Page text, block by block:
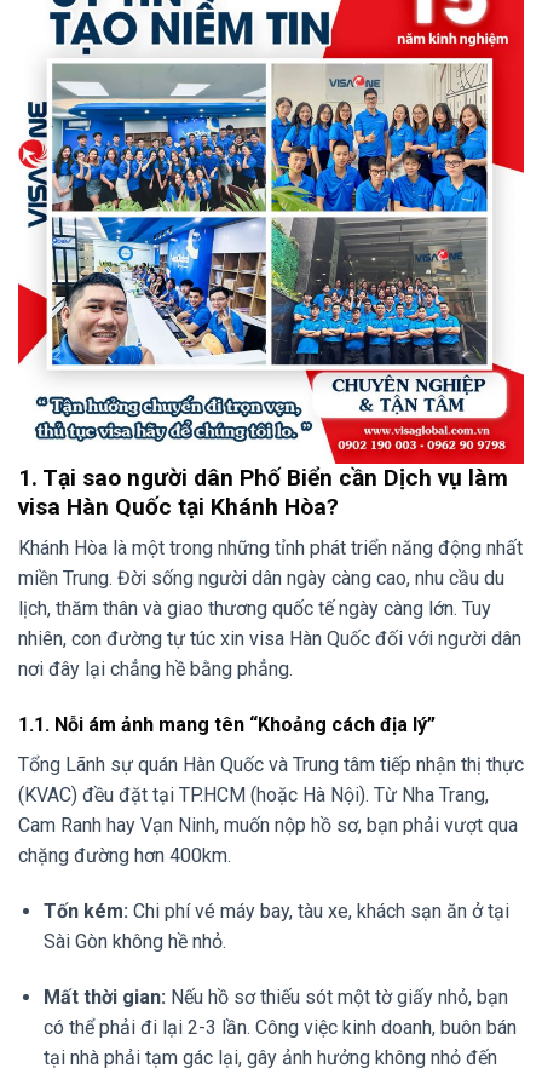
1. Tại sao người dân Phố Biển cần Dịch vụ làm
visa Hàn Quốc tại Khánh Hòa?
Khánh Hòa là một trong những tỉnh phát triển năng động nhất
miền Trung. Đời sống người dân ngày càng cao, nhu cầu du
lịch, thăm thân và giao thương quốc tế ngày càng lớn. Tuy
nhiên, con đường tự túc xin visa Hàn Quốc đối với người dân
nơi đây lại chẳng hề bằng phẳng.
1.1. Nỗi ám ảnh mang tên “Khoảng cách địa lý”
Tổng Lãnh sự quán Hàn Quốc và Trung tâm tiếp nhận thị thực
(KVAC) đều đặt tại TP.HCM (hoặc Hà Nội). Từ Nha Trang,
Cam Ranh hay Vạn Ninh, muốn nộp hồ sơ, bạn phải vượt qua
chặng đường hơn 400km.
Tốn kém: Chi phí vé máy bay, tàu xe, khách sạn ăn ở tại
Sài Gòn không hề nhỏ.
Mất thời gian: Nếu hồ sơ thiếu sót một tờ giấy nhỏ, bạn
có thể phải đi lại 2-3 lần. Công việc kinh doanh, buôn bán
tại nhà phải tạm gác lại, gây ảnh hưởng không nhỏ đến